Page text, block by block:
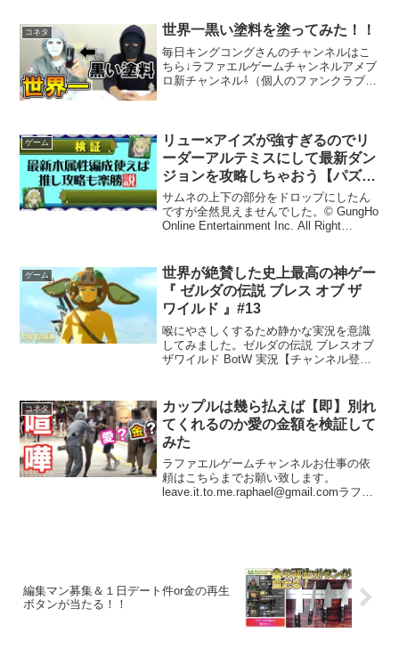
コネタ 世界一黒い塗料を塗ってみた！！
毎日キングコングさんのチャンネルはこ
ちら↓ラファエルゲームチャンネルアメブ
ロ新チャンネル⇩（個人のファンクラブ始
カル・シバター・...
ゲーム
リュー×アイズが強すぎるのでリ
ーダーアルテミスにして最新ダン
ジョンを攻略しちゃおう【パズド
ラ】
サムネの上下の部分をドロップにしたん
ですが全然見えませんでした。© GungHo
Online Entertainment Inc. All Right
【メンバ...
ゲーム
世界が絶賛した史上最高の神ゲー
『 ゼルダの伝説 ブレス オブ ザ
ワイルド 』#13
喉にやさしくするため静かな実況を意識
してみました。ゼルダの伝説 ブレスオブ
ザワイルド BotW 実況【チャンネル登録
オブ ザ ワイルド再生リスト】【単発実況
再生リ...
コネタ
カップルは幾ら払えば【即】別れ
てくれるのか愛の金額を検証して
みた
ラファエルゲームチャンネルお仕事の依
頼はこちらまでお願い致します。
leave.it.to.me.raphael@gmail.comラファ
編集マン募集＆１日デート件or金の再生
ボタンが当たる！！